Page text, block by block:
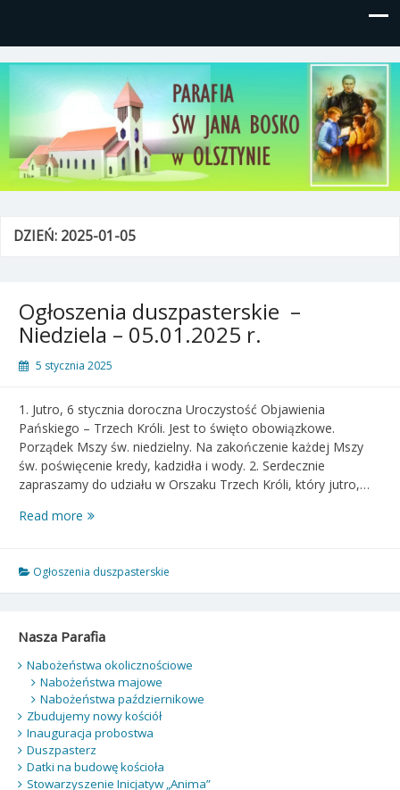
Parafia św, Jana Bosko w
Olsztynie
Gutkowo, ul. Żółkiewskiego 1
DZIEŃ: 2025-01-05
Ogłoszenia duszpasterskie –
Niedziela – 05.01.2025 r.
5 stycznia 2025
1. Jutro, 6 stycznia doroczna Uroczystość Objawienia
Pańskiego – Trzech Króli. Jest to święto obowiązkowe.
Porządek Mszy św. niedzielny. Na zakończenie każdej Mszy
św. poświęcenie kredy, kadzidła i wody. 2. Serdecznie
zapraszamy do udziału w Orszaku Trzech Króli, który jutro,…
Read more Ogłoszenia
Niedziela
–
Ogłoszenia duszpasterskie
Nasza Parafia
Nabożeństwa okolicznościowe
Nabożeństwa majowe
Nabożeństwa październikowe
Zbudujemy nowy kościół
Inauguracja probostwa
Duszpasterz
Datki na budowę kościoła
Stowarzyszenie Inicjatyw „Anima”